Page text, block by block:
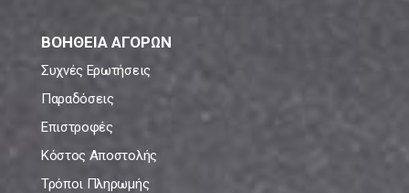
ΒΟΗΘΕΙΑ ΑΓΟΡΩΝ
Συχνές Ερωτήσεις
Παραδόσεις
Επιστροφές
Κόστος Αποστολής
Τρόποι Πληρωμής